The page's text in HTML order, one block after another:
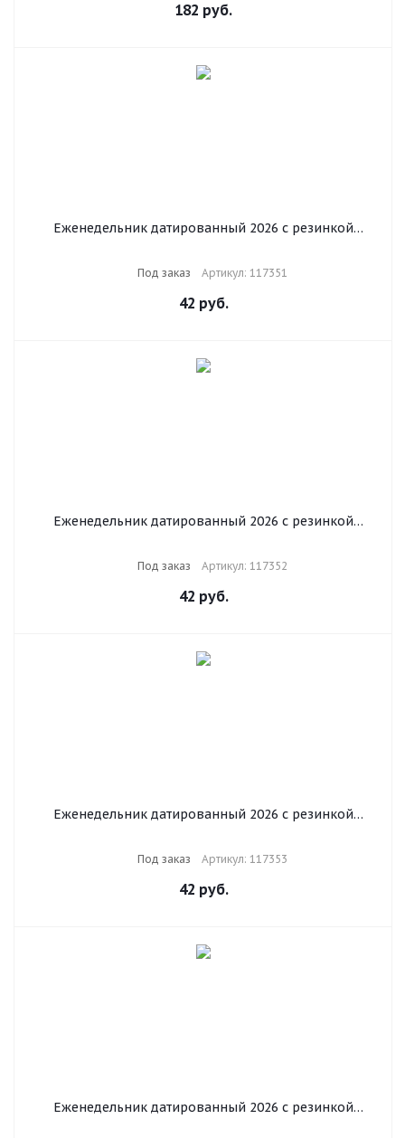
182 руб.
Еженедельник датированный 2026 с резинкой
Под заказ Артикул: 117351
42 руб.
Еженедельник датированный 2026 с резинкой
Под заказ Артикул: 117352
42 руб.
Еженедельник датированный 2026 с резинкой
Под заказ Артикул: 117353
42 руб.
Еженедельник датированный 2026 с резинкой